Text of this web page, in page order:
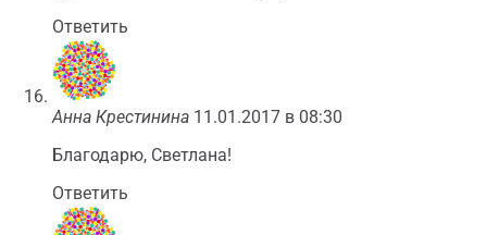
Ответить
Анна Крестинина 11.01.2017 в 08:30
Благодарю, Светлана!
Ответить